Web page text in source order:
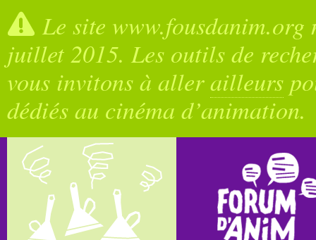
Le site
juillet 2015. Les outils de
vous invitons à allerailleurs
dédiés au cinéma d’animation.